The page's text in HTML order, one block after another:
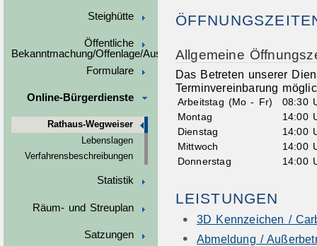
Steighütte
Öffentliche
Bekanntmachung/Offenlage/Ausschreibungen
Formulare
Online-Bürgerdienste
Rathaus-Wegweiser
Lebenslagen
Verfahrensbeschreibungen
Statistik
Räum- und Streuplan
Satzungen
Allgemeine
Das Betreten unserer
Terminvereinbarung
Arbeitstag (Mo - Fr)
08:30
Montag
14:00
Dienstag
14:00
Mittwoch
14:00
Donnerstag
14:00
LEISTUNGEN
3D Kennzeichen /
Abmeldung /